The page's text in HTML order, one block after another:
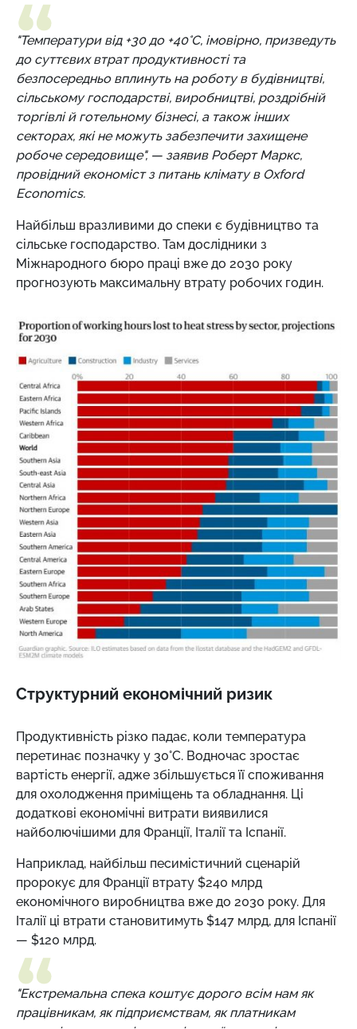
"Температури від +30 до +40°C, імовірно, призведуть
до суттєвих втрат продуктивності та
безпосередньо вплинуть на роботу в будівництві,
сільському господарстві, виробництві, роздрібній
торгівлі й готельному бізнесі, а також інших
секторах, які не можуть забезпечити захищене
робоче середовище", — заявив Роберт Маркс,
провідний економіст з питань клімату в Oxford
Economics.
Найбільш вразливими до спеки є будівництво та
сільське господарство. Там дослідники з
Міжнародного бюро праці вже до 2030 року
прогнозують максимальну втрату робочих годин.
Структурний економічний ризик
Продуктивність різко падає, коли температура
перетинає позначку у 30°C. Водночас зростає
вартість енергії, адже збільшується її споживання
для охолодження приміщень та обладнання. Ці
додаткові економічні витрати виявилися
найболючішими для Франції, Італії та Іспанії.
Наприклад, найбільш песимістичний сценарій
пророкує для Франції втрату $240 млрд
економічного виробництва вже до 2030 року. Для
Італії ці втрати становитимуть $147 млрд, для Іспанії
— $120 млрд.
"Екстремальна спека коштує дорого всім нам як
працівникам, як підприємствам, як платникам